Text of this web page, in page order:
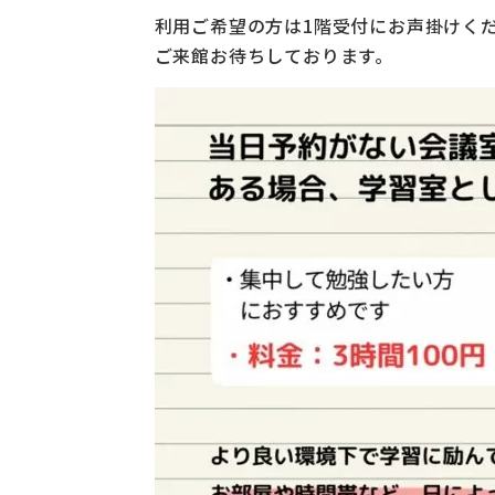
利用ご希望の方は1階受付にお声掛けく
ご来館お待ちしております。